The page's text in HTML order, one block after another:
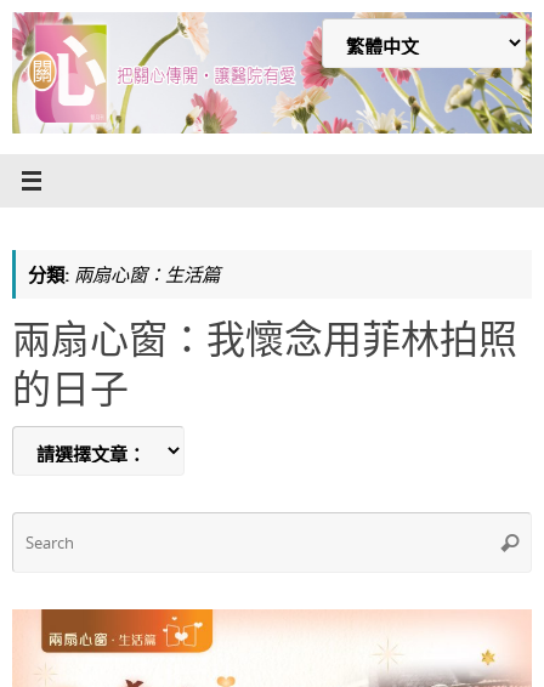
Skip
to
content
分類: 兩扇心窗：生活篇
兩扇心窗：我懷念用菲林拍照
的日子